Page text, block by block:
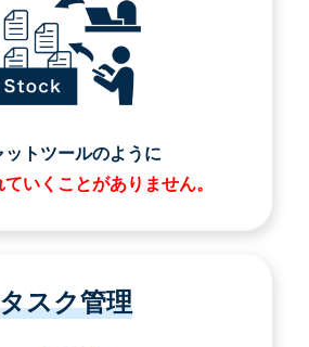
ットツールのように
いくことがありません。
タスク管理